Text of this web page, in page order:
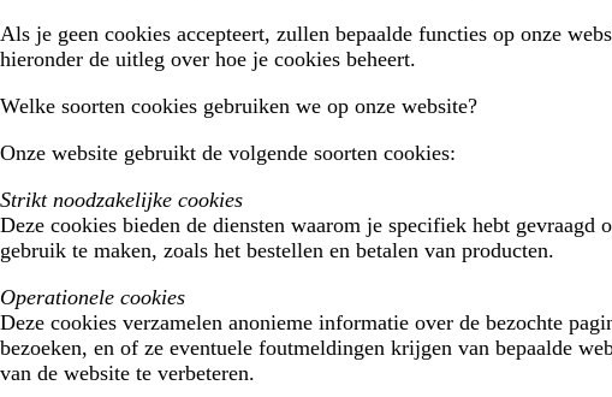
Als je geen cookies accepteert, zullen bepaalde functies op onze
hieronder de uitleg over hoe je cookies beheert.
Welke soorten cookies gebruiken we op onze website?
Onze website gebruikt de volgende soorten cookies:
Strikt noodzakelijke cookies
Deze cookies bieden de diensten waarom je specifiek hebt
gebruik te maken, zoals het bestellen en betalen van producten.
Operationele cookies
Deze cookies verzamelen anonieme informatie over de bezochte
bezoeken, en of ze eventuele foutmeldingen krijgen van bepaalde
van de website te verbeteren.